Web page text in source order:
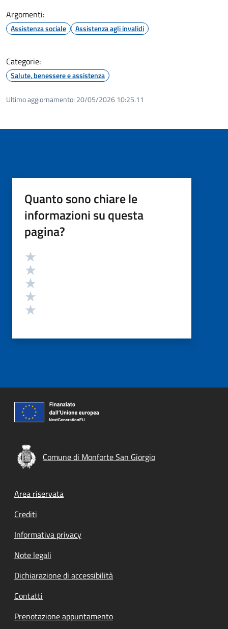
Argomenti:
Assistenza sociale Assistenza agli invalidi
Categorie:
Salute, benessere e assistenza
Ultimo aggiornamento: 20/05/2026 10:25.11
Quanto sono chiare le
informazioni su questa
pagina?
Valutazione
Comune di Monforte San Giorgio
Footer menu
Area riservata
Crediti
Informativa privacy
Note legali
Dichiarazione di accessibilità
Contatti
Prenotazione appuntamento